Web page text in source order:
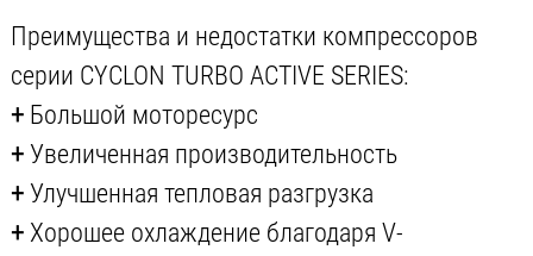
Преимущества и недостатки компрессоров
серии CYCLON TURBO ACTIVE SERIES:
+Большой моторесурс
+Увеличенная производительность
+Улучшенная тепловая разгрузка
+Хорошее охлаждение благодаря V-